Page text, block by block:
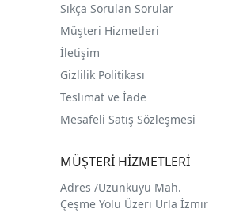
Sıkça Sorulan Sorular
Müşteri Hizmetleri
İletişim
Gizlilik Politikası
Teslimat ve İade
Mesafeli Satış Sözleşmesi
MÜŞTERİ HİZMETLERİ
Adres /Uzunkuyu Mah.
Çeşme Yolu Üzeri Urla İzmir